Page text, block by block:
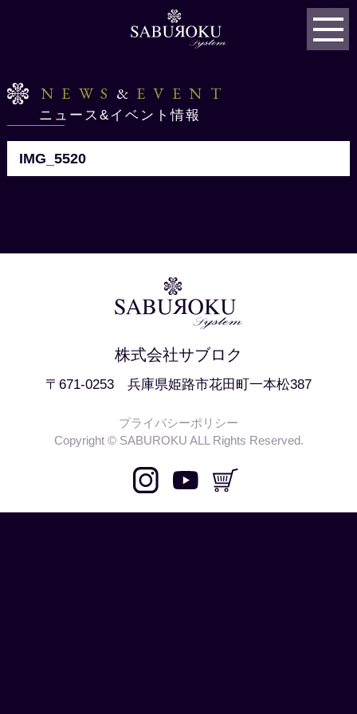
NEWS & EVENT
ニュース&イベント情報
IMG_5520
株式会社サブロク
〒671-0253 兵庫県姫路市花田町一本松387
プライバシーポリシー
Copyright © SABUROKU ALL Rights Reserved.